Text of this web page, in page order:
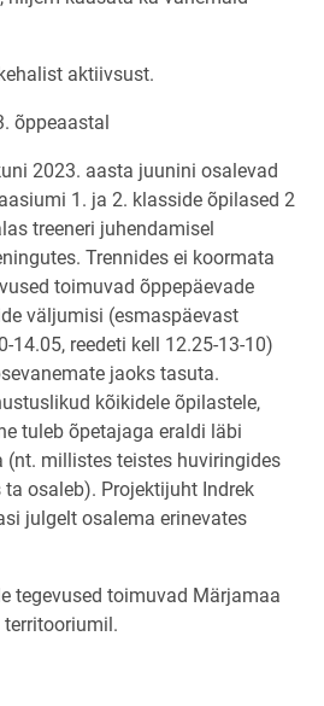
aktiivsust.
õppeaastal
2023. aasta juunini osalevad
1. ja 2. klasside õpilased 2
treeneri juhendamisel
Trennides ei koormata
toimuvad õppepäevade
väljumisi (esmaspäevast
14.05, reedeti kell 12.25-13-10)
jaoks tasuta.
kõikidele õpilastele,
tuleb õpetajaga eraldi läbi
(nt. millistes teistes huviringides
osaleb). Projektijuht Indrek
julgelt osalema erinevates
tegevused toimuvad Märjamaa